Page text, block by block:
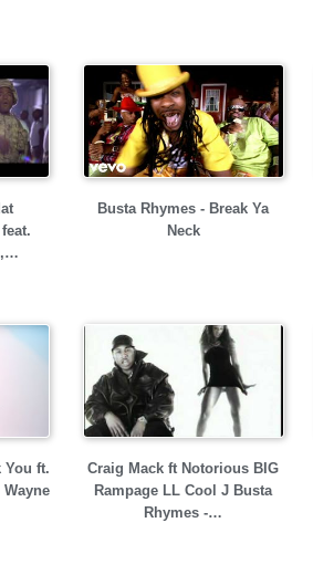
Busta Rhymes - Break Ya
Neck
You ft.
Craig Mack ft Notorious BIG
Rampage LL Cool J Busta
Rhymes -…